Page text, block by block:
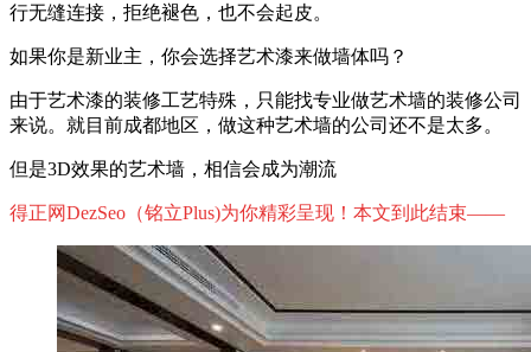
行无缝连接，拒绝褪色，也不会起皮。
如果你是新业主，你会选择艺术漆来做墙体吗？
由于艺术漆的装修工艺特殊，只能找专业做艺术墙的装修公司
来说。就目前成都地区，做这种艺术墙的公司还不是太多。
但是3D效果的艺术墙，相信会成为潮流
得正网DezSeo（铭立Plus)为你精彩呈现！本文到此结束——